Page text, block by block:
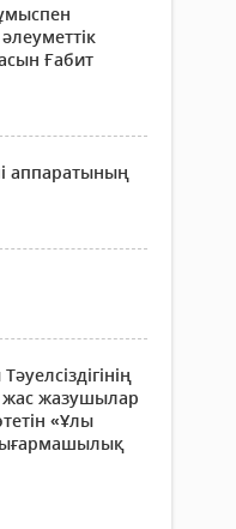
Ғабит
аппаратының
жазушылар
«Ұлы